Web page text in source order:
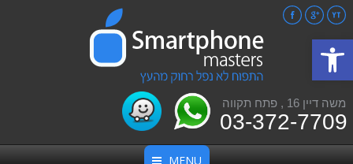
פתח סרגל נגישות
משה דיין 16 , פתח תקווה
03-372-7709
FacebookGoogle+
YouTube
MENU